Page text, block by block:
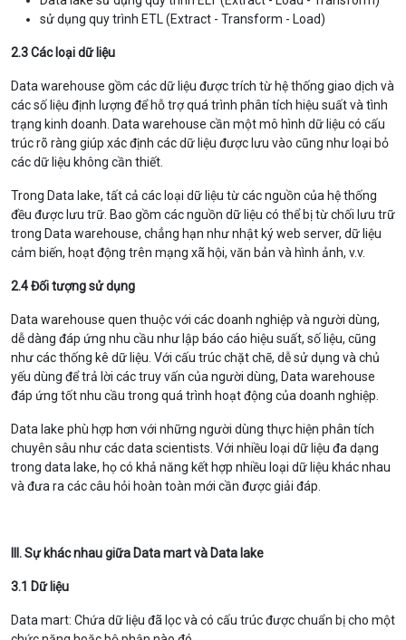
sử dụng quy trình ETL (Extract - Transform - Load)
2.3 Các loại dữ liệu
Data warehouse gồm các dữ liệu được trích từ hệ thống giao dịch và
các số liệu định lượng để hỗ trợ quá trình phân tích hiệu suất và tình
trạng kinh doanh. Data warehouse cần một mô hình dữ liệu có cấu
trúc rõ ràng giúp xác định các dữ liệu được lưu vào cũng như loại bỏ
các dữ liệu không cần thiết.
Trong Data lake, tất cả các loại dữ liệu từ các nguồn của hệ thống
đều được lưu trữ. Bao gồm các nguồn dữ liệu có thể bị từ chối lưu trữ
trong Data warehouse, chẳng hạn như nhật ký web server, dữ liệu
cảm biến, hoạt động trên mạng xã hội, văn bản và hình ảnh, v.v.
2.4 Đối tượng sử dụng
Data warehouse quen thuộc với các doanh nghiệp và người dùng,
dễ dàng đáp ứng nhu cầu như lập báo cáo hiệu suất, số liệu, cũng
như các thống kê dữ liệu. Với cấu trúc chặt chẽ, dễ sử dụng và chủ
yếu dùng để trả lời các truy vấn của người dùng, Data warehouse
đáp ứng tốt nhu cầu trong quá trình hoạt động của doanh nghiệp.
Data lake phù hợp hơn với những người dùng thực hiện phân tích
chuyên sâu như các data scientists. Với nhiều loại dữ liệu đa dạng
trong data lake, họ có khả năng kết hợp nhiều loại dữ liệu khác nhau
và đưa ra các câu hỏi hoàn toàn mới cần được giải đáp.
III. Sự khác nhau giữa Data mart và Data lake
3.1 Dữ liệu
Data mart: Chứa dữ liệu đã lọc và có cấu trúc được chuẩn bị cho một